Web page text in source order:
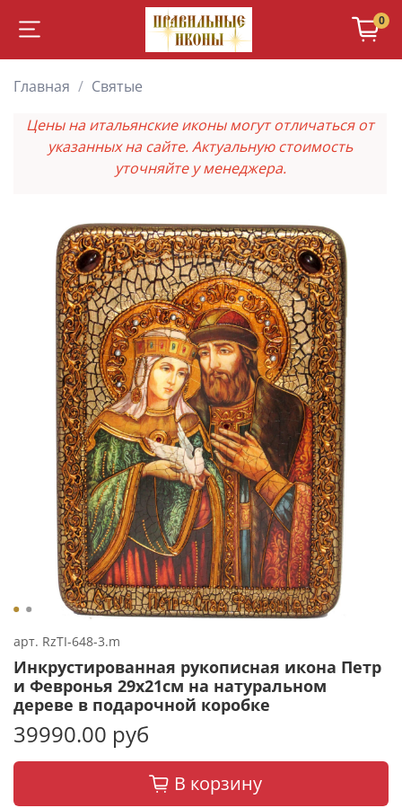
0
Главная
Святые
Цены на итальянские иконы могут отличаться от
указанных на сайте. Актуальную стоимость
уточняйте у менеджера.
арт. RzTI-648-3.m
Инкрустированная рукописная икона Петр
и Февронья 29х21см на натуральном
дереве в подарочной коробке
39990.00 руб
В корзину